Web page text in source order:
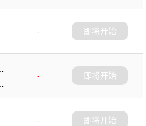
-
即将开始
-
即将开始
-
即将开始